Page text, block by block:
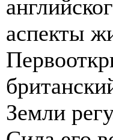
аспекты
Земли